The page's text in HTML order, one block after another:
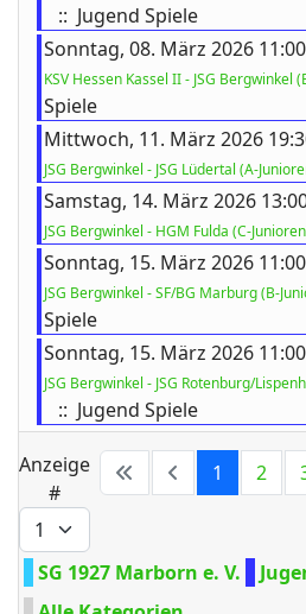
:: Jugend Spiele
Sonntag, 08. März 2026
KSV Hessen Kassel II - JSG Bergwinkel
Spiele
Mittwoch, 11. März 2026
JSG Bergwinkel - JSG Lüdertal (A-
Samstag, 14. März 2026
JSG Bergwinkel - HGM Fulda (C-
Sonntag, 15. März 2026
JSG Bergwinkel - SF/BG Marburg (B-
Spiele
Sonntag, 15. März 2026
JSG Bergwinkel - JSG Rotenburg/
:: Jugend Spiele
Anzeige
#
1 2
SG 1927 Marborn e. V.